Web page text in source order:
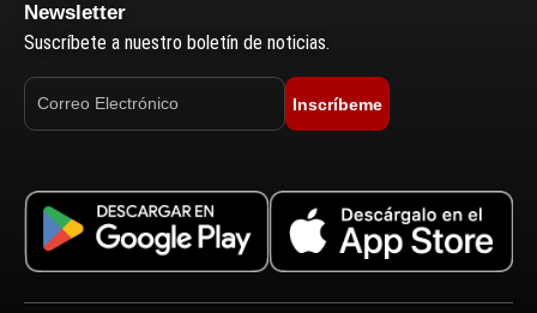
Newsletter
Suscríbete a nuestro boletín de noticias.
Inscríbeme